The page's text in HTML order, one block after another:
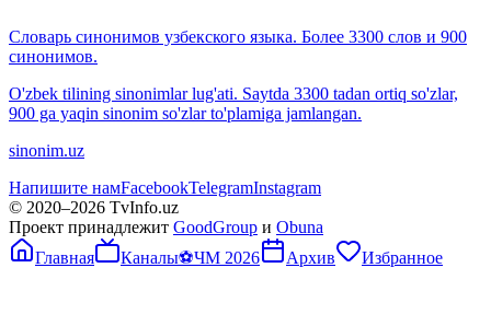
Словарь синонимов узбекского языка. Более 3300 слов и 900
синонимов.
O'zbek tilining sinonimlar lug'ati. Saytda 3300 tadan ortiq so'zlar,
900 ga yaqin sinonim so'zlar to'plamiga jamlangan.
sinonim.uz
Напишите намFacebookTelegramInstagram
© 2020–2026 TvInfo.uz
Проект принадлежит GoodGroup и Obuna
Главная
Каналы⚽ЧМ 2026 Архив Избранное